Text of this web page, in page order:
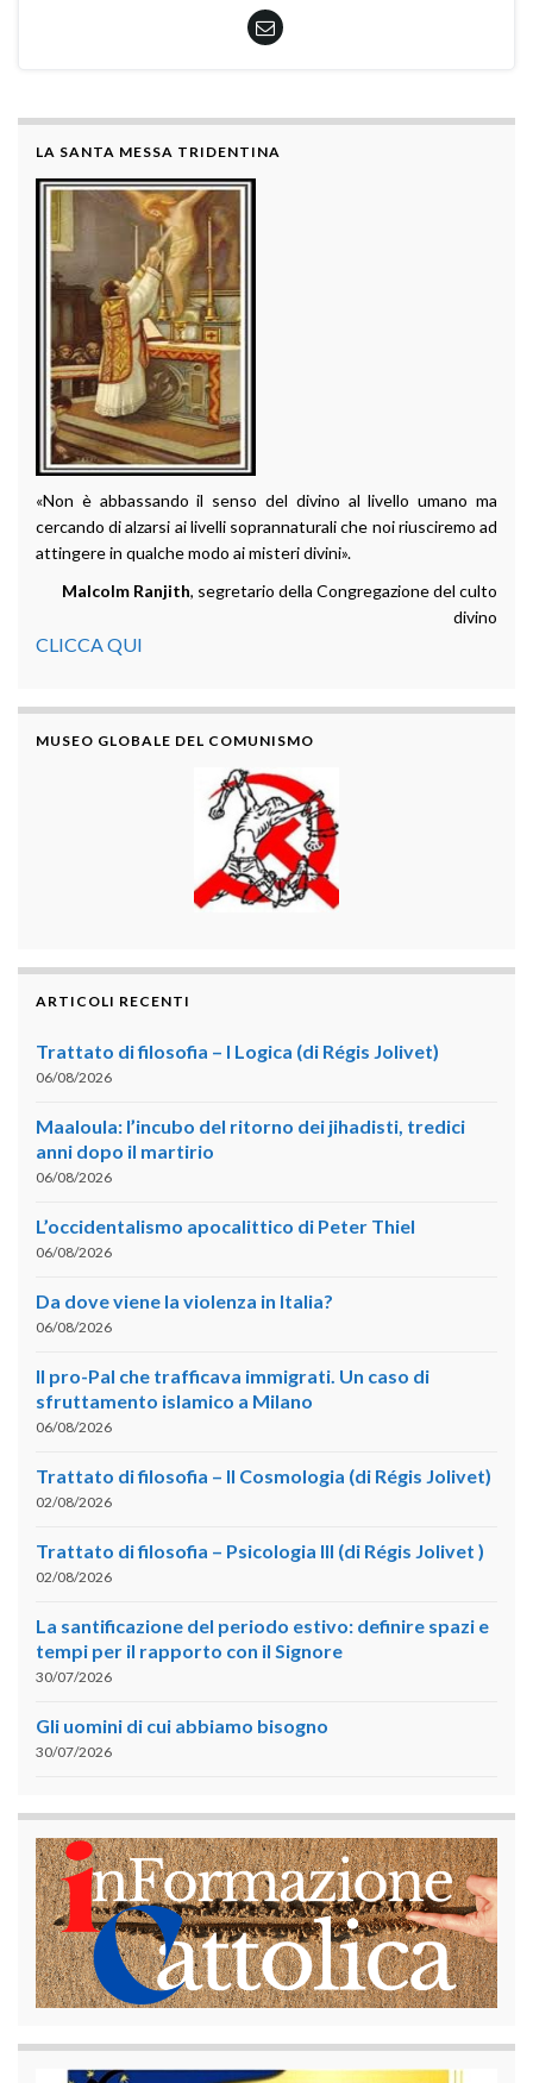
LA SANTA MESSA TRIDENTINA
«Non è abbassando il senso del divino al livello umano ma
cercando di alzarsi ai livelli soprannaturali che noi riusciremo ad
attingere in qualche modo ai misteri divini».
Malcolm Ranjith, segretario della Congregazione del culto
divino
CLICCA QUI
MUSEO GLOBALE DEL COMUNISMO
ARTICOLI RECENTI
Trattato di filosofia – I Logica (di Régis Jolivet)
06/08/2026
Maaloula: l’incubo del ritorno dei jihadisti, tredici
anni dopo il martirio
06/08/2026
L’occidentalismo apocalittico di Peter Thiel
06/08/2026
Da dove viene la violenza in Italia?
06/08/2026
Il pro-Pal che trafficava immigrati. Un caso di
sfruttamento islamico a Milano
06/08/2026
Trattato di filosofia – II Cosmologia (di Régis Jolivet)
02/08/2026
Trattato di filosofia – Psicologia III (di Régis Jolivet )
02/08/2026
La santificazione del periodo estivo: definire spazi e
tempi per il rapporto con il Signore
30/07/2026
Gli uomini di cui abbiamo bisogno
30/07/2026